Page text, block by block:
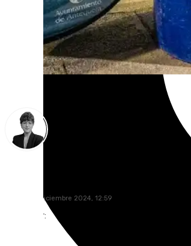
martes, 31 diciembre 2024, 12:59
Compartir: